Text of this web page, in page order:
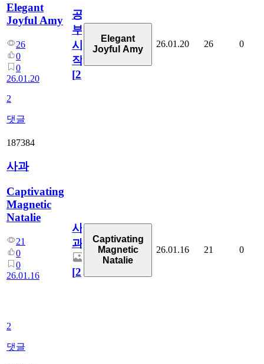
Elegant
Joyful Amy
26
0
0
26.01.20
2
댓글
공
부
시
작!
[2]
Elegant
Joyful Amy
26.01.20 26 0
187384
사과
Captivating
Magnetic
Natalie
21
0
0
26.01.16
2
댓글
사
과
[2]
Captivating
Magnetic
Natalie
26.01.16 21 0